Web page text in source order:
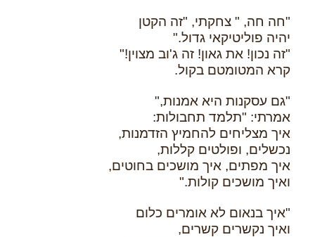
"חה חה, " צחקתי, "זה הקטן
יהיה פוליטיקאי גדול."
"זה נכון! את גאון! זה ג'וב מצוין!"
קרא המטומטם בקול.
"גם עסקנות היא אמנות,"
אמרתי: "תלמד תחבולות:
איך מצליחים להחמיץ הזדמנות,
נכשלים, ופולטים קללות,
איך מפתים, איך מושכים בחוטים,
ואיך מושכים קולות."
"איך בנאום לא אומרים כלום
ואיך נקשרים קשרים,